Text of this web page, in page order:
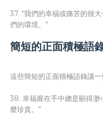
37. “我們的幸福或痛苦的很
們的環境。”
簡短的正面積極語
這些簡短的正面積極語錄讓一
38. 幸福握在手中總是顯得渺
麼珍貴。”